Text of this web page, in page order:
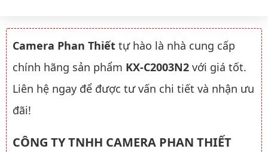
Camera Phan Thiết tự hào là nhà cung cấp
chính hãng sản phẩm KX-C2003N2 với giá tốt.
Liên hệ ngay để được tư vấn chi tiết và nhận ưu
đãi!
CÔNG TY TNHH CAMERA PHAN THIẾT